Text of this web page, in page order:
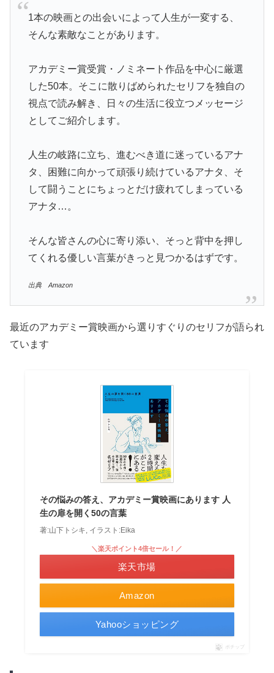
1本の映画との出会いによって人生が一変する、
そんな素敵なことがあります。
アカデミー賞受賞・ノミネート作品を中心に厳選
した50本。そこに散りばめられたセリフを独自の
視点で読み解き、日々の生活に役立つメッセージ
としてご紹介します。
人生の岐路に立ち、進むべき道に迷っているアナ
タ、困難に向かって頑張り続けているアナタ、そ
して闘うことにちょっとだけ疲れてしまっている
アナタ…。
そんな皆さんの心に寄り添い、そっと背中を押し
てくれる優しい言葉がきっと見つかるはずです。
出典 Amazon
最近のアカデミー賞映画から選りすぐりのセリフが語られ
ています
その悩みの答え、アカデミー賞映画にあります 人
生の扉を開く50の言葉
著:山下トシキ, イラスト:Eika
Amazon
＼楽天ポイント4倍セール！／
楽天市場
Yahooショッピング
ポチップ